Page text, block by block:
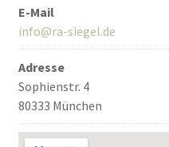
E-Mail
info@ra-siegel.de
Adresse
Sophienstr. 4
80333 München